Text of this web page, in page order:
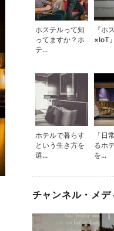
ホステルって知
ってますか？ホ
テ...
『ホ
×IoT
ホテルで暮らす
という生き方を
選...
「日
るホ
を...
チャンネル・メデ